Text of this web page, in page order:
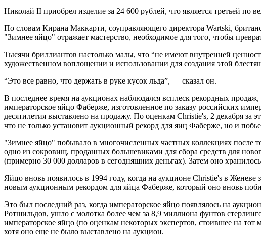
Николай II приобрел изделие за 24 600 рублей, что является третьей по
По словам Кирана Маккарти, соуправляющего директора Wartski,
"Зимнее яйцо" отражает мастерство, необходимое для того, чтобы
Тысячи бриллиантов настолько малы, что “не имеют внутренней
художественном воплощении и использовании для создания этой
“Это все равно, что держать в руке кусок льда”, — сказал он.
В последнее время на аукционах наблюдался всплеск рекордных
императорское яйцо Фаберже, изготовленное по заказу российских
десятилетия выставлено на продажу. По оценкам Christie's, 2 декабря
что не только установит аукционный рекорд для яиц Фаберже, но и
"Зимнее яйцо" побывало в многочисленных частных коллекциях после
одно из сокровищ, проданных большевиками для сбора средств для
(примерно 30 000 долларов в сегодняшних деньгах). Затем оно
Яйцо вновь появилось в 1994 году, когда на аукционе Christie's в
новым аукционным рекордом для яйца Фаберже, который оно вновь
Это был последний раз, когда императорское яйцо появлялось на
Ротшильдов, ушло с молотка более чем за 8,9 миллиона фунтов
императорское яйцо (по оценкам некоторых экспертов, стоившее на
хотя оно еще не было выставлено на аукцион.